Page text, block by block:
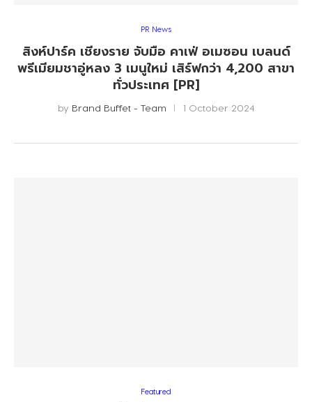
PR News
สิงห์ปาร์ค เชียงราย จับมือ คาเฟ่ อเมซอน เบลนด์
พรีเมียมชาอู่หลง 3 เมนูใหม่ เสิร์ฟกว่า 4,200 สาขา
ทั่วประเทศ [PR]
by Brand Buffet - Team 1 October 2024
Featured